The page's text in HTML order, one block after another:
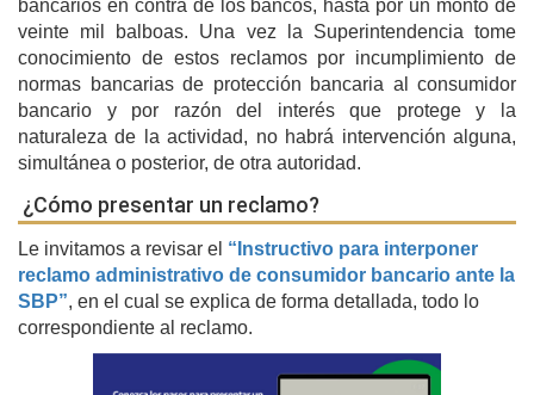
Regulaciones
Productos Bancarios
bancarios en contra de los bancos, hasta por un monto de
veinte mil balboas. Una vez la Superintendencia tome
conocimiento de estos reclamos por incumplimiento de
normas bancarias de protección bancaria al consumidor
bancario y por razón del interés que protege y la
naturaleza de la actividad, no habrá intervención alguna,
simultánea o posterior, de otra autoridad.
¿Cómo presentar un reclamo?
Le invitamos a revisar el “Instructivo para interponer
reclamo administrativo de consumidor bancario ante la
SBP”, en el cual se explica de forma detallada, todo lo
correspondiente al reclamo.